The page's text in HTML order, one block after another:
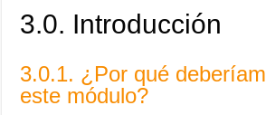
3.0. Introducción
3.0.1. ¿Por qué
este módulo?